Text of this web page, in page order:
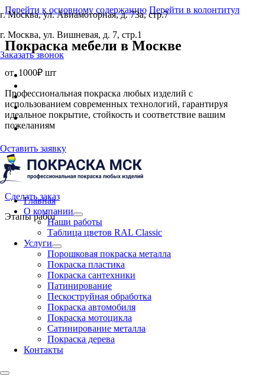
Перейти к основному содержанию Перейти в колонтитул
г. Москва, ул. Авиамоторная, д. 73а, стр.7
г. Москва, ул. Вишневая, д. 7, стр.1
Заказать звонок
Оставить заявку
Главная
О компании
Наши работы
Таблица цветов RAL Classic
Услуги
Порошковая покраска металла
Покраска пластика
Покраска сантехники
Патинирование
Пескоструйная обработка
Покраска автомобиля
Покраска мотоцикла
Сатинирование металла
Покраска дерева
Контакты
Покраска мебели в Москве
от 1000₽ шт
Профессиональная покраска любых изделий с
использованием современных технологий, гарантируя
идеальное покрытие, стойкость и соответствие вашим
пожеланиям
Сделать заказ
Этапы работ